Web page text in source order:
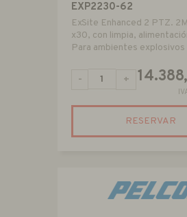
EXP2230-62
ExSite Enhanced 2 PTZ.
x30, con limpia,
Para ambientes explosivos
- +
RESERVAR